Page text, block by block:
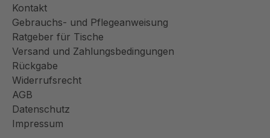
Kontakt
Gebrauchs- und Pflegeanweisung
Ratgeber für Tische
Versand und Zahlungsbedingungen
Rückgabe
Widerrufsrecht
AGB
Datenschutz
Impressum